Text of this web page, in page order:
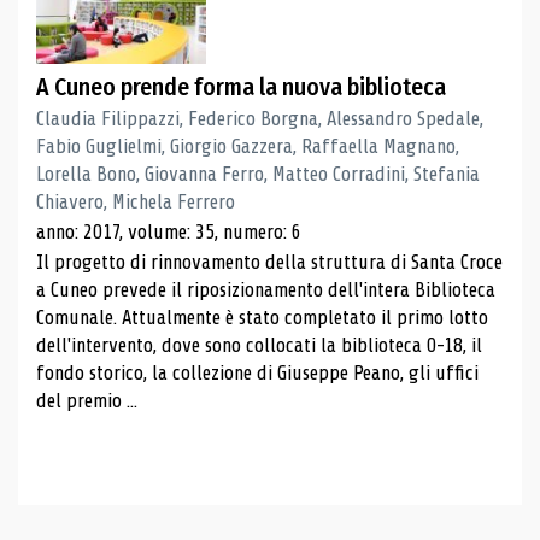
A Cuneo prende forma la nuova biblioteca
Claudia Filippazzi, Federico Borgna, Alessandro Spedale,
Fabio Guglielmi, Giorgio Gazzera, Raffaella Magnano,
Lorella Bono, Giovanna Ferro, Matteo Corradini, Stefania
Chiavero, Michela Ferrero
anno: 2017, volume: 35, numero: 6
Il progetto di rinnovamento della struttura di Santa Croce
a Cuneo prevede il riposizionamento dell'intera Biblioteca
Comunale. Attualmente è stato completato il primo lotto
dell'intervento, dove sono collocati la biblioteca 0-18, il
fondo storico, la collezione di Giuseppe Peano, gli uffici
del premio ...